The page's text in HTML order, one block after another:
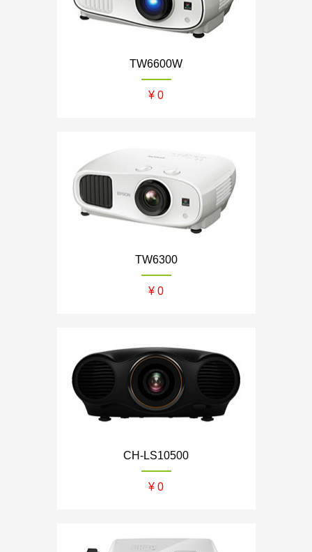
TW6600W
¥ 0
TW6300
¥ 0
CH-LS10500
¥ 0